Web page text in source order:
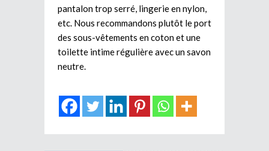
pantalon trop serré, lingerie en nylon,
etc. Nous recommandons plutôt le port
des sous-vêtements en coton et une
toilette intime régulière avec un savon
neutre.